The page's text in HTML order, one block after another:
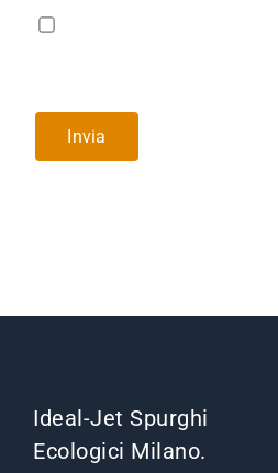
Ideal-Jet Spurghi
Ecologici Milano.